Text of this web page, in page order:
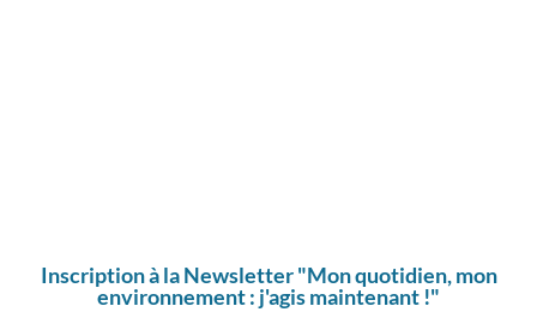
Inscription à la Newsletter "Mon quotidien, mon
environnement : j'agis maintenant !"